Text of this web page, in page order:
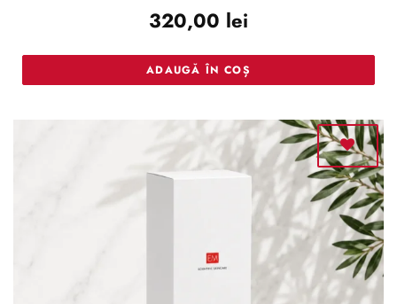
4.36 din
320,00 lei
ADAUGĂ ÎN COȘ
Adaugă
la lista
de
dorințe